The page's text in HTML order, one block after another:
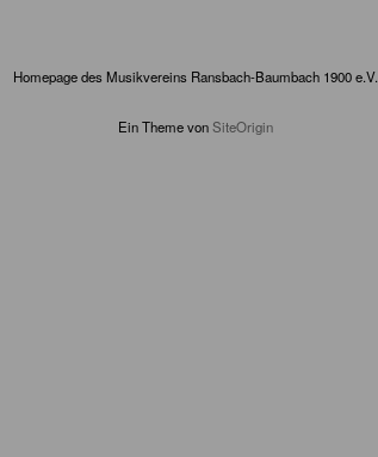
Homepage des Musikvereins Ransbach-Baumbach 1900 e.V.
Ein Theme vonSiteOrigin